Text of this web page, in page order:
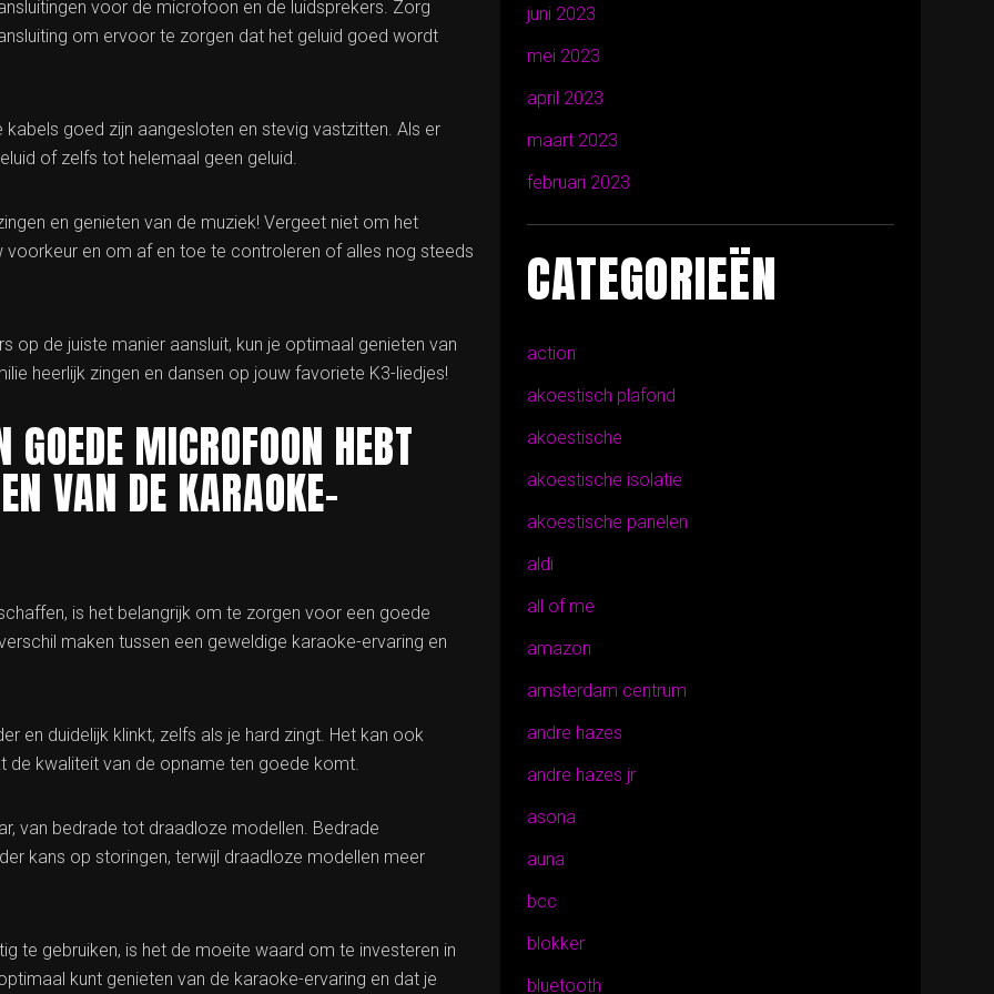
voor de microfoon en de luidsprekers. Zorg
om ervoor te zorgen dat het geluid goed wordt
goed zijn aangesloten en stevig vastzitten. Als er
of zelfs tot helemaal geen geluid.
en genieten van de muziek! Vergeet niet om het
en om af en toe te controleren of alles nog steeds
de juiste manier aansluit, kun je optimaal genieten van
heerlijk zingen en dansen op jouw favoriete K3-liedjes!
MICROFOON HEBT
VAN DE KARAOKE-
is het belangrijk om te zorgen voor een goede
maken tussen een geweldige karaoke-ervaring en
en duidelijk klinkt, zelfs als je hard zingt. Het kan ook
de kwaliteit van de opname ten goede komt.
van bedrade tot draadloze modellen. Bedrade
kans op storingen, terwijl draadloze modellen meer
te gebruiken, is het de moeite waard om te investeren in
kunt genieten van de karaoke-ervaring en dat je
juni 2023
mei 2023
april 2023
maart 2023
februari 2023
CATEGORIEËN
action
akoestisch plafond
akoestische
akoestische isolatie
akoestische panelen
aldi
all of me
amazon
amsterdam centrum
andre hazes
andre hazes jr
asona
auna
bcc
blokker
bluetooth